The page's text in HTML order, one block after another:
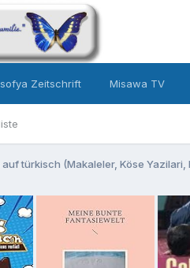
Zeitschrift Misawa TV
auf türkisch (Makaleler, Köse Yazilari,